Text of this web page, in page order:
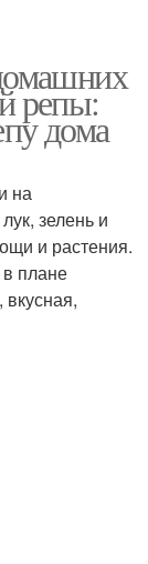
репы:
дома
на
зелень и
и растения.
плане